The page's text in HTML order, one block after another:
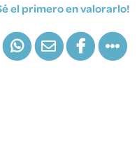
el primero en valorarlo!